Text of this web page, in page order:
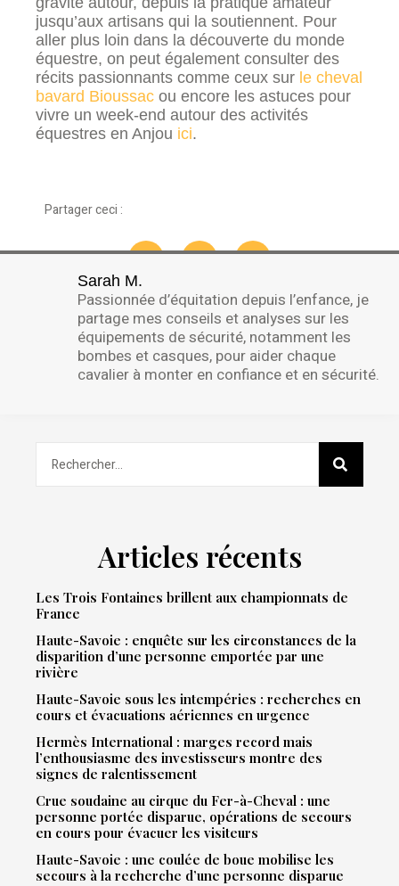
jusqu’aux artisans qui la soutiennent. Pour
aller plus loin dans la découverte du monde
équestre, on peut également consulter des
récits passionnants comme ceux sur le cheval
bavard Bioussac ou encore les astuces pour
vivre un week-end autour des activités
équestres en Anjou ici.
Partager ceci :
Sarah M.
Passionnée d’équitation depuis l’enfance, je
partage mes conseils et analyses sur les
équipements de sécurité, notamment les
bombes et casques, pour aider chaque
cavalier à monter en confiance et en sécurité.
Articles récents
Les Trois Fontaines brillent aux championnats de
France
Haute-Savoie : enquête sur les circonstances de la
disparition d’une personne emportée par une
rivière
Haute-Savoie sous les intempéries : recherches en
cours et évacuations aériennes en urgence
Hermès International : marges record mais
l’enthousiasme des investisseurs montre des
signes de ralentissement
Crue soudaine au cirque du Fer-à-Cheval : une
personne portée disparue, opérations de secours
en cours pour évacuer les visiteurs
Haute-Savoie : une coulée de boue mobilise les
secours à la recherche d’une personne disparue